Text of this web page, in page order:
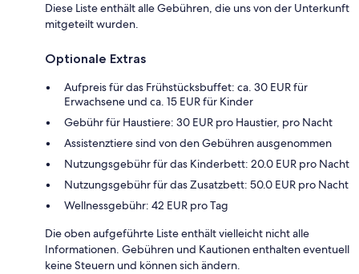
Diese Liste enthält alle Gebühren, die uns von der Unterkunft
mitgeteilt wurden.
Optionale Extras
Aufpreis für das Frühstücksbuffet: ca. 30 EUR für
Erwachsene und ca. 15 EUR für Kinder
Gebühr für Haustiere: 30 EUR pro Haustier, pro Nacht
Assistenztiere sind von den Gebühren ausgenommen
Nutzungsgebühr für das Kinderbett: 20.0 EUR pro Nacht
Nutzungsgebühr für das Zusatzbett: 50.0 EUR pro Nacht
Wellnessgebühr: 42 EUR pro Tag
Die oben aufgeführte Liste enthält vielleicht nicht alle
Informationen. Gebühren und Kautionen enthalten eventuell
keine Steuern und können sich ändern.